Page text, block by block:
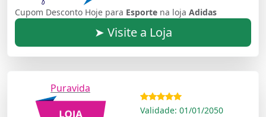
Cupom Desconto Hoje para Esporte na loja Adidas
➤ Visite a Loja
Puravida
Validade: 01/01/2050